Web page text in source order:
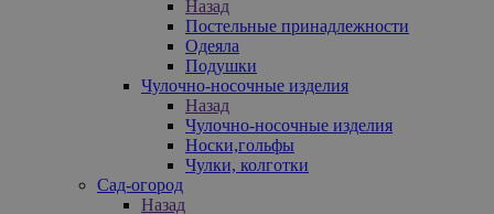
Назад
Постельные принадлежности
Одеяла
Подушки
Чулочно-носочные изделия
Назад
Чулочно-носочные изделия
Носки,гольфы
Чулки, колготки
Сад-огород
Назад